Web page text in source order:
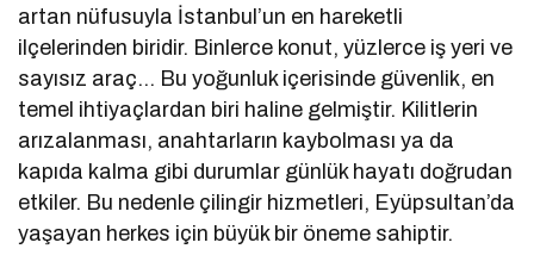
artan nüfusuyla İstanbul’un en hareketli
ilçelerinden biridir. Binlerce konut, yüzlerce iş yeri ve
sayısız araç… Bu yoğunluk içerisinde güvenlik, en
temel ihtiyaçlardan biri haline gelmiştir. Kilitlerin
arızalanması, anahtarların kaybolması ya da
kapıda kalma gibi durumlar günlük hayatı doğrudan
etkiler. Bu nedenle çilingir hizmetleri, Eyüpsultan’da
yaşayan herkes için büyük bir öneme sahiptir.